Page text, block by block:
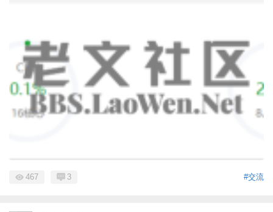
#交流
467 3